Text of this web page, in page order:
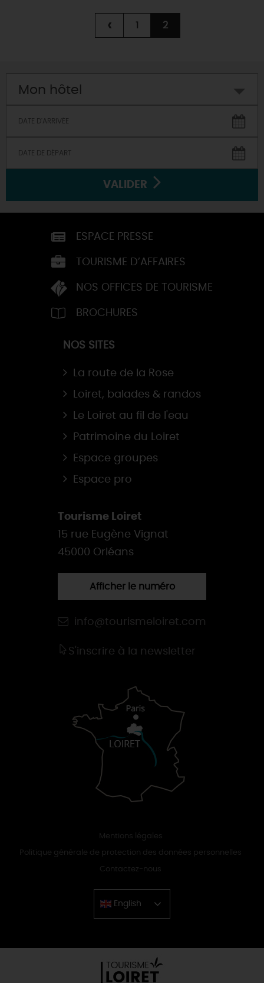
‹ 1 2
Mon hôtel
VALIDER
ESPACE PRESSE
TOURISME D’AFFAIRES
NOS OFFICES DE TOURISME
BROCHURES
NOS SITES
La route de la Rose
Loiret, balades & randos
Le Loiret au fil de l'eau
Patrimoine du Loiret
Espace groupes
Espace pro
Tourisme Loiret
15 rue Eugène Vignat
45000 Orléans
Afficher le numéro
info@tourismeloiret.com
S'inscrire à la newsletter
Mentions légales
Politique générale de protection des données personnelles
Contactez-nous
English
Chinese